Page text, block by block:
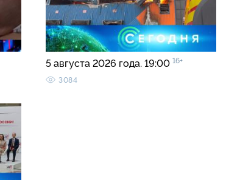
5 августа 2026 года. 19:00 16+
3084